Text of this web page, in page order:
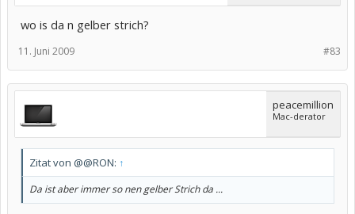
wo is da n gelber strich?
#83
11. Juni 2009
peacemillion
Mac-derator
Zitat von @@RON: ↑
Da ist aber immer so nen gelber Strich da ...